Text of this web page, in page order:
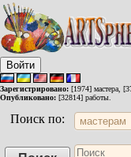
Войти
Зарегистрировано: [1974] мастера,
Опубликовано: [32814] работы.
Поиск по: